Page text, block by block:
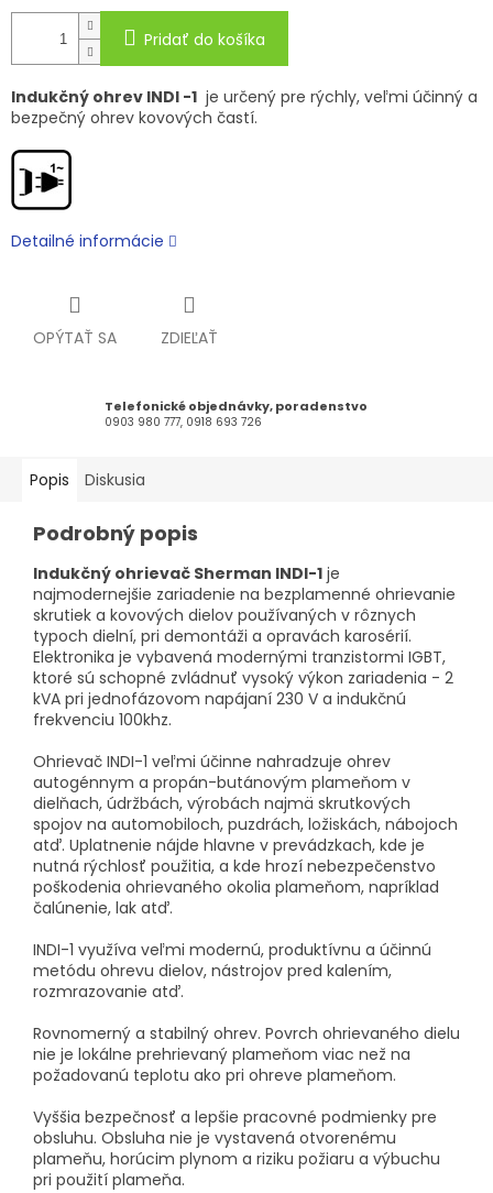
Pridať do košíka
Indukčný ohrev INDI -1 je určený pre rýchly, veľmi účinný a
bezpečný ohrev kovových častí.
Detailné informácie
OPÝTAŤ SA ZDIEĽAŤ
Telefonické objednávky, poradenstvo
0903 980 777, 0918 693 726
Popis Diskusia
Podrobný popis
Indukčný ohrievač Sherman INDI-1 je
najmodernejšie zariadenie na bezplamenné ohrievanie
skrutiek a kovových dielov používaných v rôznych
typoch dielní, pri demontáži a opravách karosérií.
Elektronika je vybavená modernými tranzistormi IGBT,
ktoré sú schopné zvládnuť vysoký výkon zariadenia - 2
kVA pri jednofázovom napájaní 230 V a indukčnú
frekvenciu 100khz.
Ohrievač INDI-1 veľmi účinne nahradzuje ohrev
autogénnym a propán-butánovým plameňom v
dielňach, údržbách, výrobách najmä skrutkových
spojov na automobiloch, puzdrách, ložiskách, nábojoch
atď. Uplatnenie nájde hlavne v prevádzkach, kde je
nutná rýchlosť použitia, a kde hrozí nebezpečenstvo
poškodenia ohrievaného okolia plameňom, napríklad
čalúnenie, lak atď.
INDI-1 využíva veľmi modernú, produktívnu a účinnú
metódu ohrevu dielov, nástrojov pred kalením,
rozmrazovanie atď.
Rovnomerný a stabilný ohrev. Povrch ohrievaného dielu
nie je lokálne prehrievaný plameňom viac než na
požadovanú teplotu ako pri ohreve plameňom.
Vyššia bezpečnosť a lepšie pracovné podmienky pre
obsluhu. Obsluha nie je vystavená otvorenému
plameňu, horúcim plynom a riziku požiaru a výbuchu
pri použití plameňa.